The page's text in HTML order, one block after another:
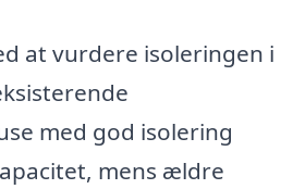
at vurdere isoleringen i
med god isolering
mens ældre